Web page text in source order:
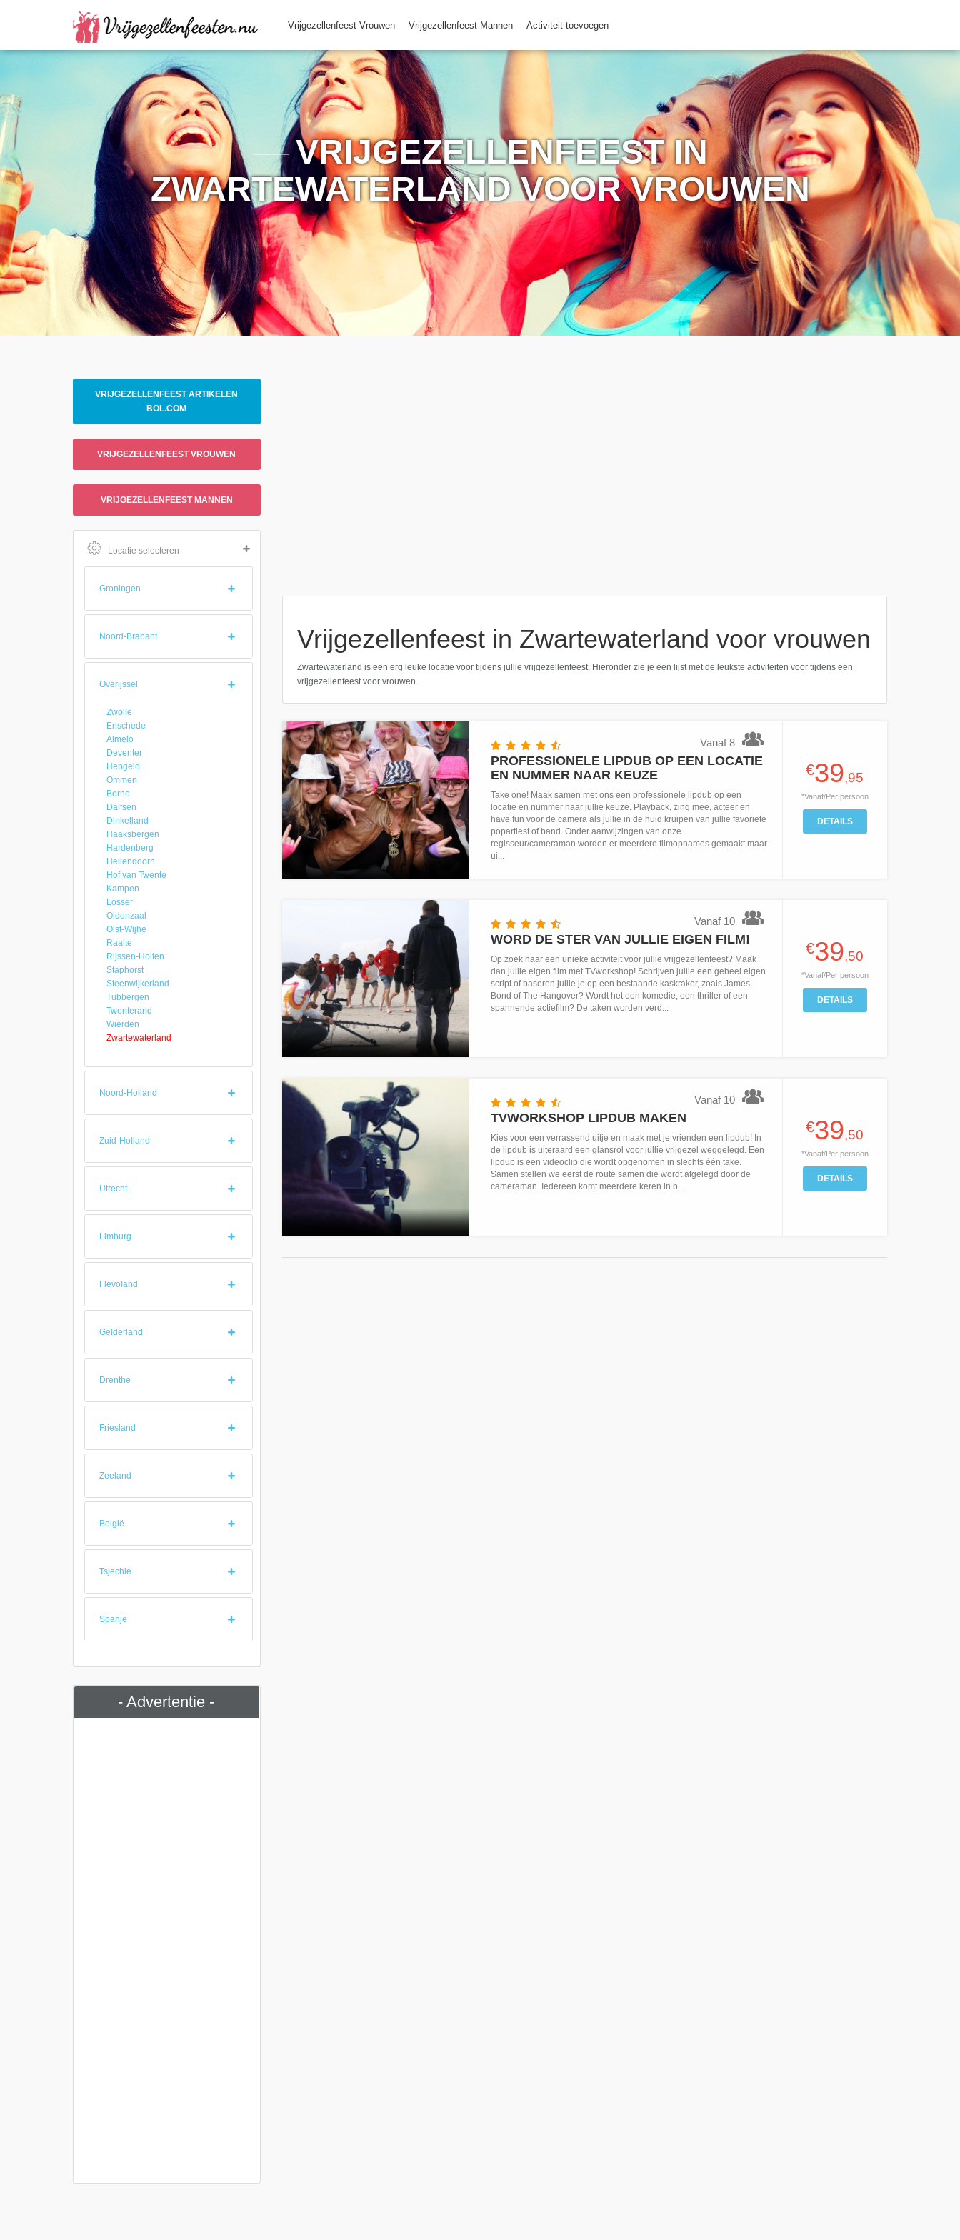
Vrijgezellenfeest Vrouwen Vrijgezellenfeest Mannen Activiteit toevoegen
VRIJGEZELLENFEEST IN
ZWARTEWATERLAND VOOR VROUWEN
VRIJGEZELLENFEEST ARTIKELEN
BOL.COM
VRIJGEZELLENFEEST VROUWEN
VRIJGEZELLENFEEST MANNEN
Locatie selecteren
Groningen
Noord-Brabant
Overijssel
Zwolle
Enschede
Almelo
Deventer
Hengelo
Ommen
Borne
Dalfsen
Dinkelland
Haaksbergen
Hardenberg
Hellendoorn
Hof van Twente
Kampen
Losser
Oldenzaal
Olst-Wijhe
Raalte
Rijssen-Holten
Staphorst
Steenwijkerland
Tubbergen
Twenterand
Wierden
Zwartewaterland
Noord-Holland
Zuid-Holland
Utrecht
Limburg
Flevoland
Gelderland
Drenthe
Friesland
Zeeland
België
Tsjechie
Spanje
- Advertentie -
Vrijgezellenfeest in Zwartewaterland voor vrouwen
Zwartewaterland is een erg leuke locatie voor tijdens jullie vrijgezellenfeest. Hieronder zie je een lijst met de leukste activiteiten voor tijdens een
vrijgezellenfeest voor vrouwen.
Vanaf 8
PROFESSIONELE LIPDUB OP EEN LOCATIE
EN NUMMER NAAR KEUZE
Take one! Maak samen met ons een professionele lipdub op een
locatie en nummer naar jullie keuze. Playback, zing mee, acteer en
have fun voor de camera als jullie in de huid kruipen van jullie favoriete
popartiest of band. Onder aanwijzingen van onze
regisseur/cameraman worden er meerdere filmopnames gemaakt maar
ui...
€39,95
*Vanaf/Per persoon
DETAILS
Vanaf 10
WORD DE STER VAN JULLIE EIGEN FILM!
Op zoek naar een unieke activiteit voor jullie vrijgezellenfeest? Maak
dan jullie eigen film met TVworkshop! Schrijven jullie een geheel eigen
script of baseren jullie je op een bestaande kaskraker, zoals James
Bond of The Hangover? Wordt het een komedie, een thriller of een
spannende actiefilm? De taken worden verd...
€39,50
*Vanaf/Per persoon
DETAILS
Vanaf 10
TVWORKSHOP LIPDUB MAKEN
Kies voor een verrassend uitje en maak met je vrienden een lipdub! In
de lipdub is uiteraard een glansrol voor jullie vrijgezel weggelegd. Een
lipdub is een videoclip die wordt opgenomen in slechts één take.
Samen stellen we eerst de route samen die wordt afgelegd door de
cameraman. Iedereen komt meerdere keren in b...
€39,50
*Vanaf/Per persoon
DETAILS